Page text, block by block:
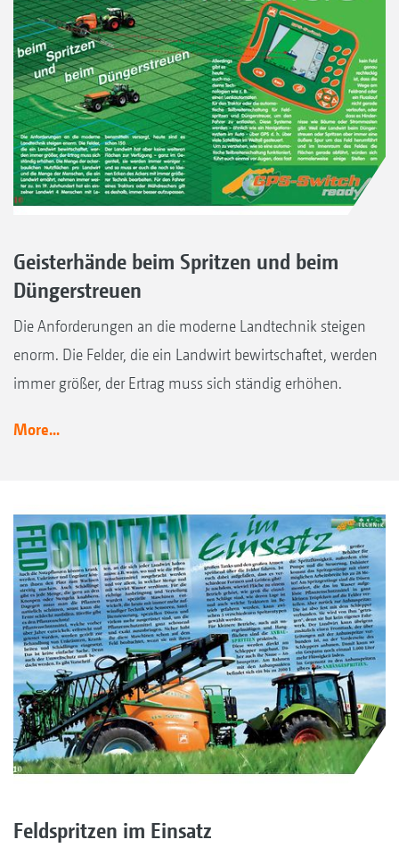
Geisterhände beim Spritzen und beim
Düngerstreuen
Die Anforderungen an die moderne Landtechnik steigen
enorm. Die Felder, die ein Landwirt bewirtschaftet, werden
immer größer, der Ertrag muss sich ständig erhöhen.
More...
Feldspritzen im Einsatz